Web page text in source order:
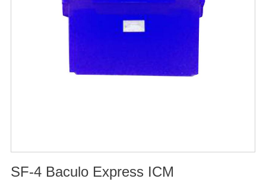
SF-4 Baculo Express ICM